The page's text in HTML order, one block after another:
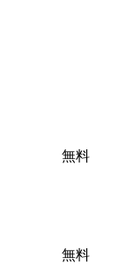
無料
無料